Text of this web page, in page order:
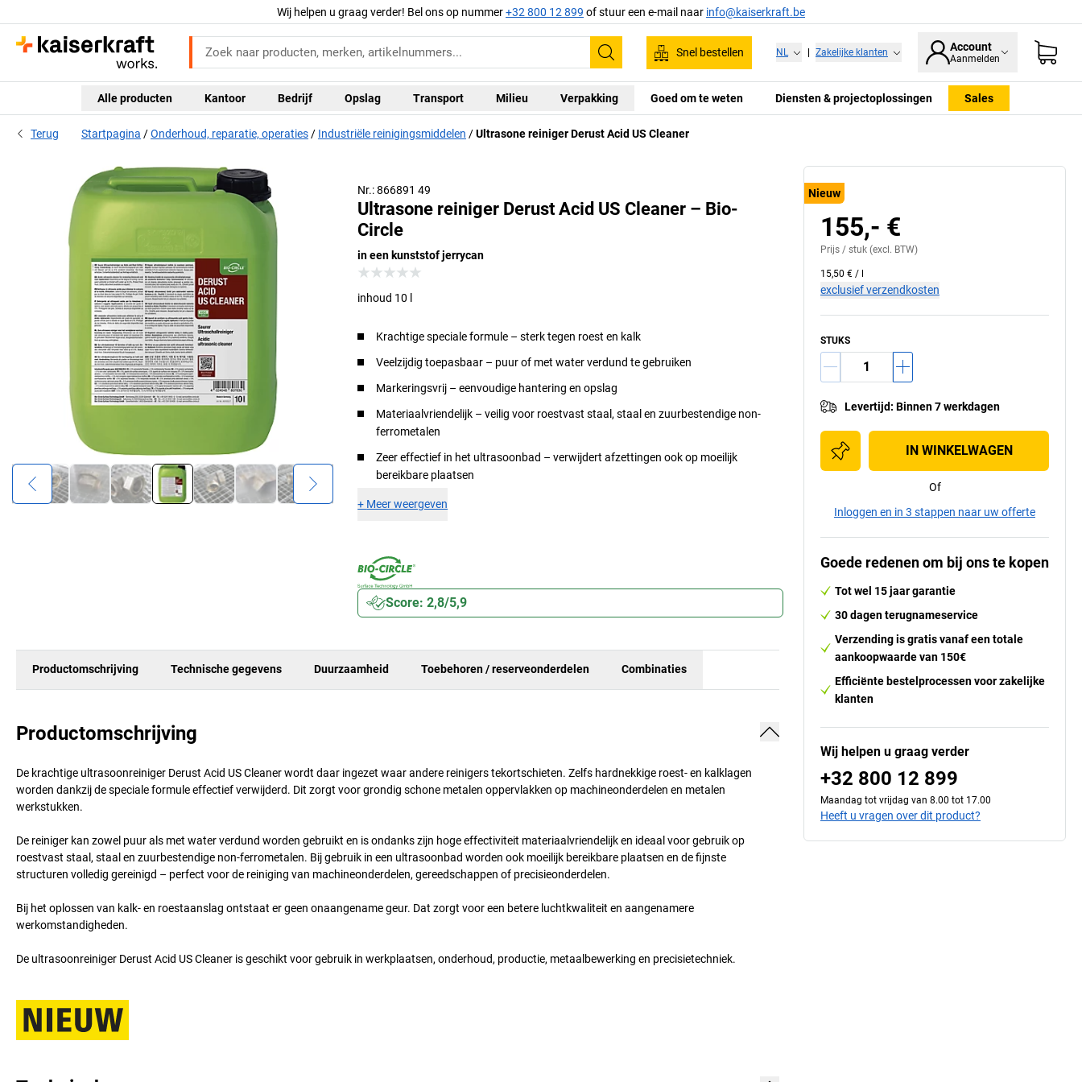
Wij helpen u graag verder! Bel ons op nummer+32 800 12 899 of stuur een e-mail naar info@kaiserkraft.be
Zoeken
Snel bestellen NL Zakelijke klanten Account
Aanmelden
Alle producten Kantoor Bedrijf Opslag Transport Milieu Verpakking Goed om te weten Diensten & projectoplossingen Sales
Terug Startpagina Onderhoud, reparatie, operaties Industriële reinigingsmiddelen Ultrasone reiniger Derust Acid US Cleaner
Nr.: 866891 49
Ultrasone reiniger Derust Acid US Cleaner – Bio-
Circle
in een kunststof jerrycan
inhoud 10 l
Krachtige speciale formule – sterk tegen roest en kalk
Veelzijdig toepasbaar – puur of met water verdund te gebruiken
Markeringsvrij – eenvoudige hantering en opslag
Materiaalvriendelijk – veilig voor roestvast staal, staal en zuurbestendige non-
ferrometalen
Zeer effectief in het ultrasoonbad – verwijdert afzettingen ook op moeilijk
bereikbare plaatsen
+ Meer weergeven
Score: 2,8/5,9
Productomschrijving Technische gegevens Duurzaamheid Toebehoren / reserveonderdelen Combinaties
Productomschrijving
De krachtige ultrasoonreiniger Derust Acid US Cleaner wordt daar ingezet waar andere reinigers tekortschieten. Zelfs hardnekkige roest- en kalklagen
worden dankzij de speciale formule effectief verwijderd. Dit zorgt voor grondig schone metalen oppervlakken op machineonderdelen en metalen
werkstukken.
De reiniger kan zowel puur als met water verdund worden gebruikt en is ondanks zijn hoge effectiviteit materiaalvriendelijk en ideaal voor gebruik op
roestvast staal, staal en zuurbestendige non-ferrometalen. Bij gebruik in een ultrasoonbad worden ook moeilijk bereikbare plaatsen en de fijnste
structuren volledig gereinigd – perfect voor de reiniging van machineonderdelen, gereedschappen of precisieonderdelen.
Bij het oplossen van kalk- en roestaanslag ontstaat er geen onaangename geur. Dat zorgt voor een betere luchtkwaliteit en aangenamere
werkomstandigheden.
De ultrasoonreiniger Derust Acid US Cleaner is geschikt voor gebruik in werkplaatsen, onderhoud, productie, metaalbewerking en precisietechniek.
Nieuw
155,- €
Prijs / stuk (excl. BTW)
15,50 € / l
exclusief verzendkosten
STUKS
Levertijd: Binnen 7 werkdagen
IN WINKELWAGEN
Of
Inloggen en in 3 stappen naar uw offerte
Goede redenen om bij ons te kopen
Tot wel 15 jaar garantie
30 dagen terugnameservice
Verzending is gratis vanaf een totale
aankoopwaarde van 150€
Efficiënte bestelprocessen voor zakelijke
klanten
Wij helpen u graag verder
+32 800 12 899
Maandag tot vrijdag van 8.00 tot 17.00
Heeft u vragen over dit product?